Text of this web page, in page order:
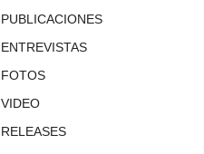
PUBLICACIONES
ENTREVISTAS
FOTOS
VIDEO
RELEASES